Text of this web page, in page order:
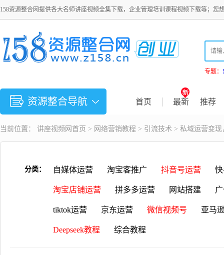
158资源整合网提供各大名师讲座视频全集下载，企业管理培训课程视频下载等；您
专题：
资源整合导航 首页 最新 推荐
当前位置： 讲座视频 网首页 > 网络营销教程 > 引流技术 > 私域运营变
分类： 自媒体运营 淘宝客推广 抖音号运营
淘宝店铺运营 拼多多运营 网站搭建
tiktok运营 京东运营 微信视频号 亚马
Deepseek教程 综合教程